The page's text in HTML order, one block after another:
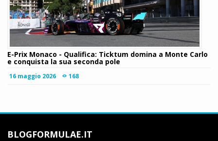
E-Prix Monaco - Qualifica: Ticktum domina a Monte Carlo
e conquista la sua seconda pole
16 maggio 2026 168
BLOGFORMULAE.IT